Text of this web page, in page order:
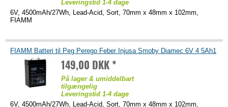
Leveringstid 1-4 dage
6V, 4500mAh/27Wh, Lead-Acid, Sort, 70mm x 48mm x 102mm,
FIAMM
FIAMM Batteri til Peg Perego Feber Injusa Smoby Diamec 6V 4 5Ah1
149,00 DKK *
På lager & umiddelbart
tilgængelig
Leveringstid 1-4 dage
6V, 4500mAh/27Wh, Lead-Acid, Sort, 70mm x 48mm x 102mm,